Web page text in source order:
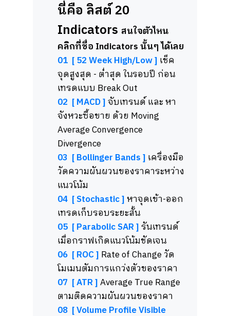
นี่คือ ลิสต์ 20
Indicators สนใจตัวไหน
คลิกที่ชื่อ Indicators นั้นๆ ได้เลย
01 [ 52 Week High/Low ] เช็ค
จุดสูงสุด - ต่ำสุด ในรอบปี ก่อน
เทรดแบบ Break Out
02 [ MACD ]จับเทรนด์ และ หา
จังหวะซื้อขาย ด้วย Moving
Average Convergence
Divergence
03 [ Bollinger Bands ] เครื่องมือ
วัดความผันผวนของราคาระหว่าง
แนวโน้ม
04 [ Stochastic ]หาจุดเข้า-ออก
เทรดเก็บรอบระยะสั้น
05 [ Parabolic SAR ]รันเทรนด์
เมื่อกราฟเกิดแนวโน้มชัดเจน
06 [ ROC ] Rate of Change วัด
โมเมนตัมการแกว่งตัวของราคา
07 [ ATR ]Average True Range
ตามติดความผันผวนของราคา
08 [ Volume Profile Visible